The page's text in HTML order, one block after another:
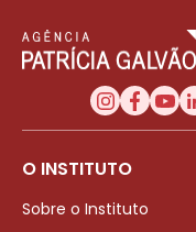
O INSTITUTO
Sobre o Instituto